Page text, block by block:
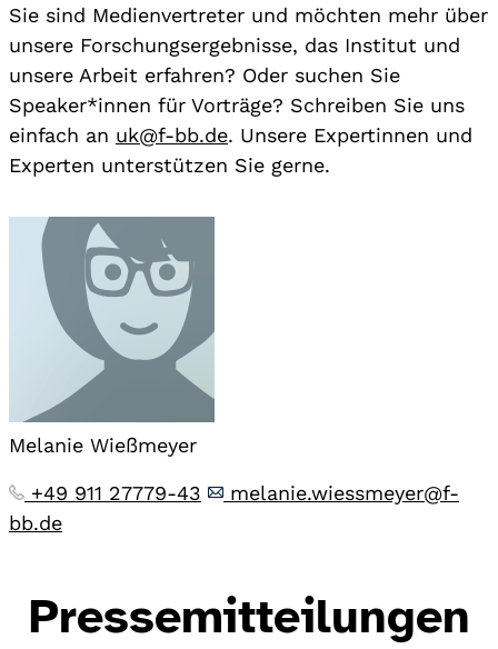
Sie sind Medienvertreter und möchten mehr über
unsere Forschungsergebnisse, das Institut und
unsere Arbeit erfahren? Oder suchen Sie
Speaker*innen für Vorträge? Schreiben Sie uns
einfach an uk@f-bb.de. Unsere Expertinnen und
Experten unterstützen Sie gerne.
Melanie Wießmeyer
+49 911 27779-43
melanie.wiessmeyer@f-
bb.de
Pressemitteilungen